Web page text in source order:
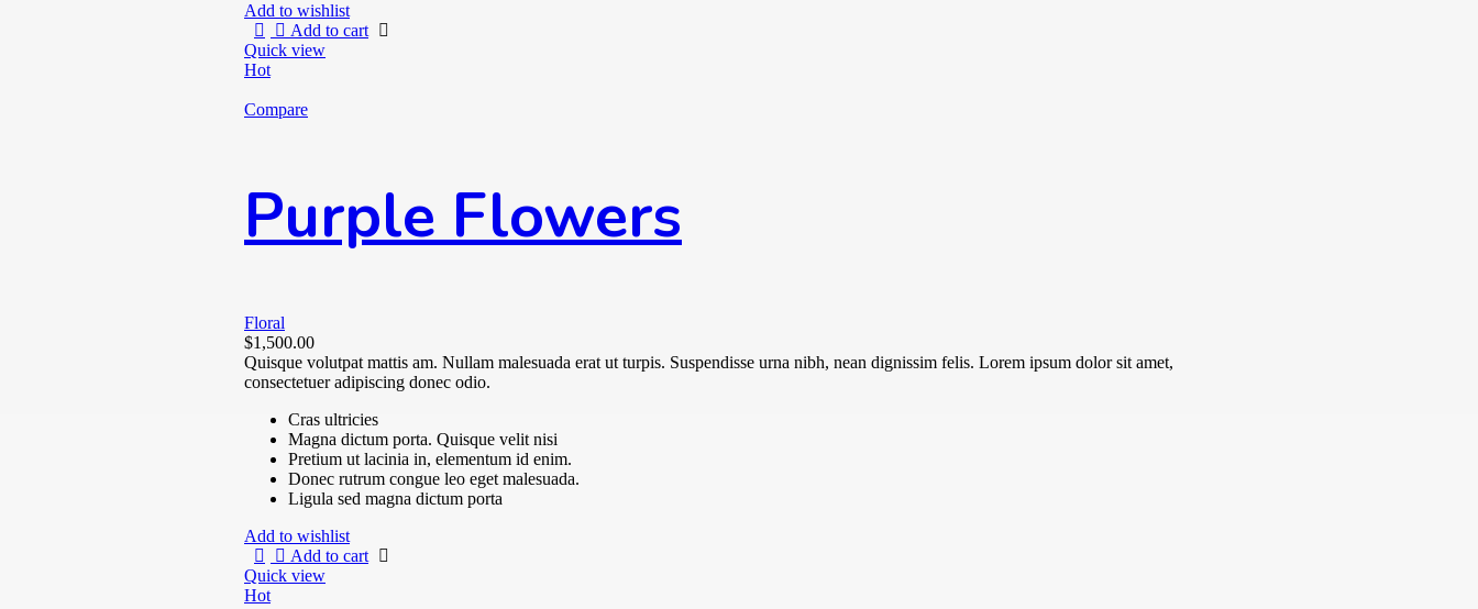
Add to wishlist
Add to cart
Quick view
Hot
Compare
Purple Flowers
Floral
$1,500.00
Quisque volutpat mattis am. Nullam malesuada erat ut turpis. Suspendisse urna nibh, nean dignissim felis. Lorem ipsum dolor sit amet,
consectetuer adipiscing donec odio.
Cras ultricies
Magna dictum porta. Quisque velit nisi
Pretium ut lacinia in, elementum id enim.
Donec rutrum congue leo eget malesuada.
Ligula sed magna dictum porta
Add to wishlist
Add to cart
Quick view
Hot